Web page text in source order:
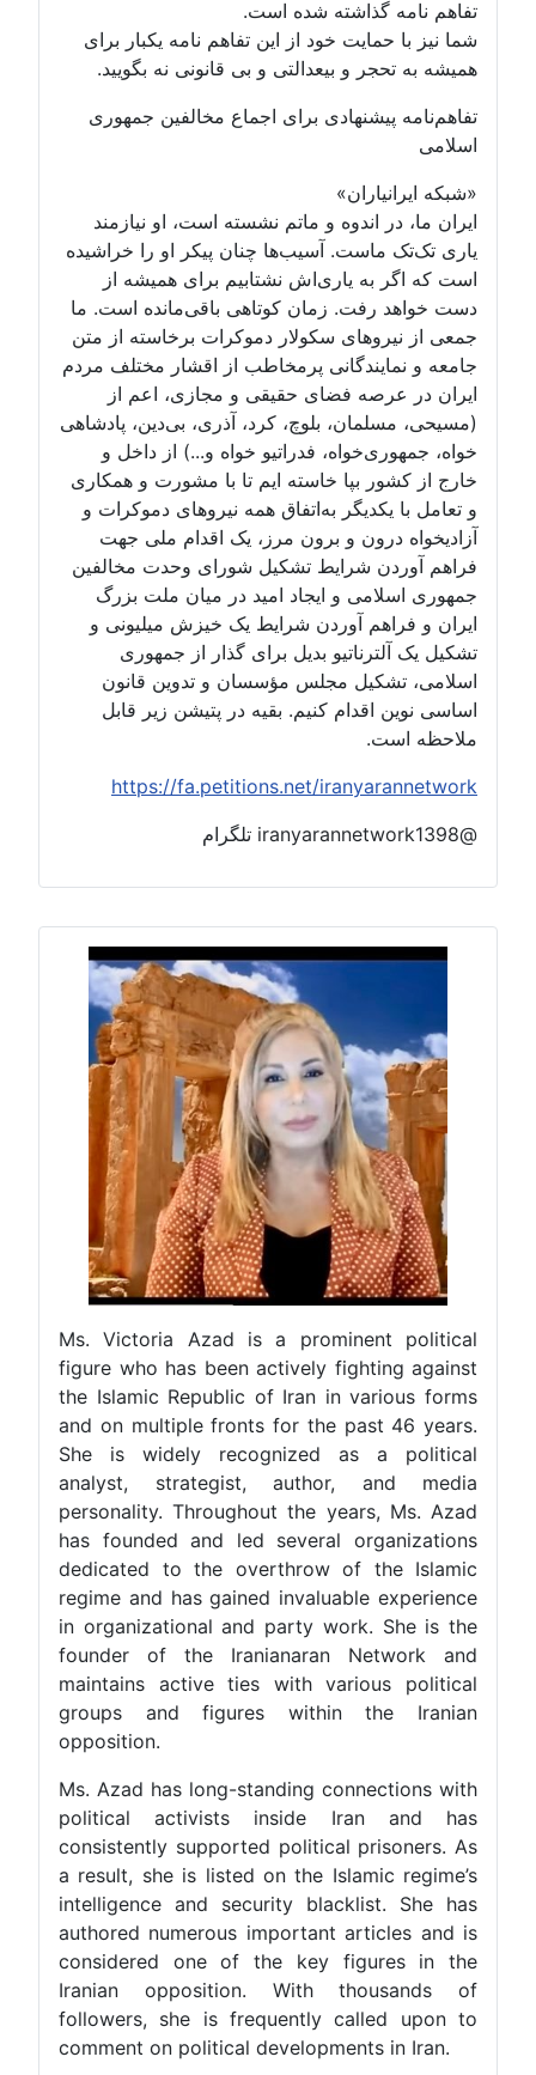
Ms. Victoria Azad is a prominent political
figure who has been actively fighting against
the Islamic Republic of Iran in various forms
and on multiple fronts for the past 46 years.
She is widely recognized as a political
analyst, strategist, author, and media
personality. Throughout the years, Ms. Azad
has founded and led several organizations
dedicated to the overthrow of the Islamic
regime and has gained invaluable experience
in organizational and party work. She is the
founder of the Iranianaran Network and
maintains active ties with various political
groups and figures within the Iranian
opposition.
Ms. Azad has long-standing connections with
political activists inside Iran and has
consistently supported political prisoners. As
a result, she is listed on the Islamic regime’s
intelligence and security blacklist. She has
authored numerous important articles and is
considered one of the key figures in the
Iranian opposition. With thousands of
followers, she is frequently called upon to
comment on political developments in Iran.
تفاهم نامه گذاشته شده است.
شما نیز با حمایت خود از این تفاهم نامه یکبار برای
همیشه به تحجر و بیعدالتی و بی قانونی نه بگویید.
تفاهم‌نامه پیشنهادی برای اجماع مخالفین جمهوری
اسلامی
«شبکه ایرانیاران»
ایران ما، در اندوه و ماتم نشسته است، او نیازمند
یاری تک‌تک ماست. آسیب‌ها چنان پیکر او را خراشیده
است که اگر به یاری‌اش نشتابیم برای همیشه از
دست خواهد رفت. زمان کوتاهی باقی‌مانده است. ما
جمعی از نیروهای سکولار دموکرات برخاسته از متن
جامعه و نمایندگانی پرمخاطب از اقشار مختلف مردم
ایران در عرصه فضای حقیقی و مجازی، اعم از
(مسیحی، مسلمان، بلوچ، کرد، آذری، بی‌دین، پادشاهی
خواه، جمهوری‌خواه، فدراتیو خواه و...) از داخل و
خارج از کشور بپا خاسته ایم تا با مشورت و همکاری
و تعامل با یکدیگر به‌اتفاق همه نیروهای دموکرات و
آزادیخواه درون و برون مرز، یک اقدام ملی جهت
فراهم آوردن شرایط تشکیل شورای وحدت مخالفین
جمهوری اسلامی و ایجاد امید در میان ملت بزرگ
ایران و فراهم آوردن شرایط یک خیزش میلیونی و
تشکیل یک آلترناتیو بدیل برای گذار از جمهوری
اسلامی، تشکیل مجلس مؤسسان و تدوین قانون
اساسی نوین اقدام کنیم. بقیه در پتیشن زیر قابل
ملاحظه است.
https://fa.petitions.net/iranyarannetwork
@iranyarannetwork1398 تلگرام